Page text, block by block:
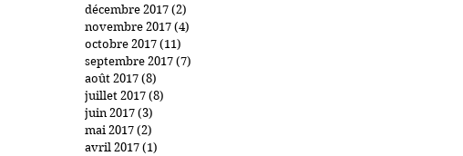
décembre 2017 (2)
novembre 2017 (4)
octobre 2017 (11)
septembre 2017 (7)
août 2017 (8)
juillet 2017 (8)
juin 2017 (3)
mai 2017 (2)
avril 2017 (1)